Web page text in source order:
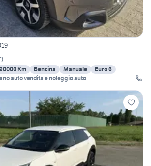
)
90000 Km Benzina Manuale
Euro 6
auto vendita e noleggio auto